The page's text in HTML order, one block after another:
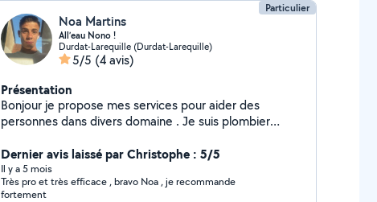
Particulier
Noa Martins
All’eau Nono !
Durdat-Larequille (Durdat-Larequille)
5/5 (4 avis)
Présentation
Bonjour je propose mes services pour aider des
personnes dans divers domaine . Je suis plombier
Dernier avis laissé par Christophe : 5/5
Il y a 5 mois
Très pro et très efficace , bravo Noa , je recommande
fortement